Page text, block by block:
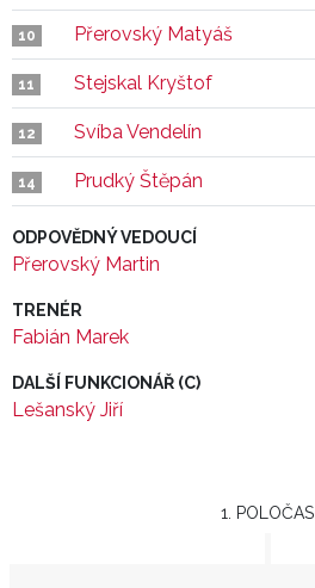
10 Přerovský Matyáš
11 Stejskal Kryštof
12 Svíba Vendelín
14 Prudký Štěpán
ODPOVĚDNÝ VEDOUCÍ
Přerovský Martin
TRENÉR
Fabián Marek
DALŠÍ FUNKCIONÁŘ (C)
Lešanský Jiří
1. POLOČAS